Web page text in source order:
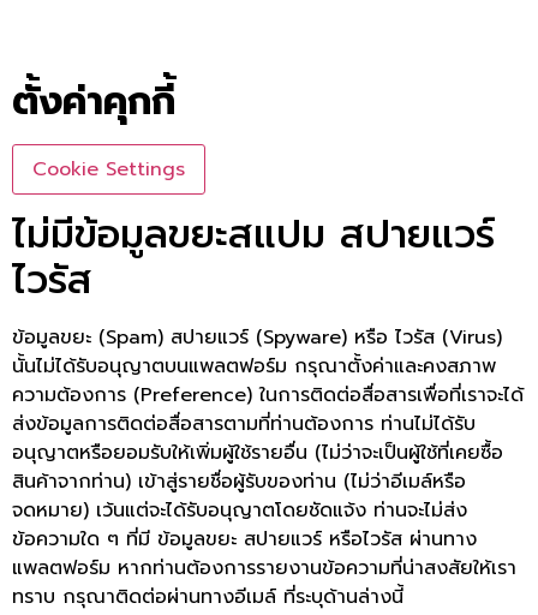
ตั้งค่าคุกกี้
Cookie Settings
ไม่มีข้อมูลขยะสแปม สปายแวร์
ไวรัส
ข้อมูลขยะ (Spam) สปายแวร์ (Spyware) หรือ ไวรัส (Virus)
นั้นไม่ได้รับอนุญาตบนแพลตฟอร์ม กรุณาตั้งค่าและคงสภาพ
ความต้องการ (Preference) ในการติดต่อสื่อสารเพื่อที่เราจะได้
ส่งข้อมูลการติดต่อสื่อสารตามที่ท่านต้องการ ท่านไม่ได้รับ
อนุญาตหรือยอมรับให้เพิ่มผู้ใช้รายอื่น (ไม่ว่าจะเป็นผู้ใช้ที่เคยซื้อ
สินค้าจากท่าน) เข้าสู่รายชื่อผู้รับของท่าน (ไม่ว่าอีเมล์หรือ
จดหมาย) เว้นแต่จะได้รับอนุญาตโดยชัดแจ้ง ท่านจะไม่ส่ง
ข้อความใด ๆ ที่มี ข้อมูลขยะ สปายแวร์ หรือไวรัส ผ่านทาง
แพลตฟอร์ม หากท่านต้องการรายงานข้อความที่น่าสงสัยให้เรา
ทราบ กรุณาติดต่อผ่านทางอีเมล์ ที่ระบุด้านล่างนี้